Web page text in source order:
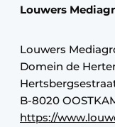
Louwers
Louwers
Domein de
B-8020
https://